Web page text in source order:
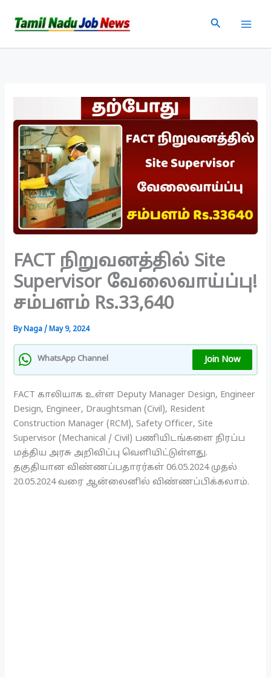
Search
FACT நிறுவனத்தில் Site
Supervisor வேலைவாய்ப்பு!
சம்பளம் Rs.33,640
ByNaga/May 9, 2024
WhatsApp Channel Join Now
FACT காலியாக உள்ள Deputy Manager Design, Engineer
Design, Engineer, Draughtsman (Civil), Resident
Construction Manager (RCM), Safety Officer, Site
Supervisor (Mechanical / Civil) பணியிடங்களை நிரப்ப
மத்திய அரசு அறிவிப்பு வெளியிட்டுள்ளது.
தகுதியான விண்ணப்பதாரர்கள் 06.05.2024 முதல்
20.05.2024 வரை ஆன்லைனில் விண்ணப்பிக்கலாம்.